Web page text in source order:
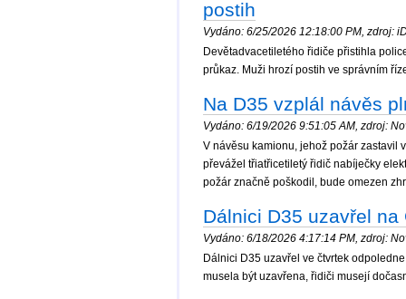
postih
Vydáno: 6/25/2026 12:18:00 PM, zdroj:
Devětadvacetiletého řidiče přistihla
průkaz. Muži hrozí postih ve správním
Na D35 vzplál návěs
Vydáno: 6/19/2026 9:51:05 AM, zdroj:
V návěsu kamionu, jehož požár zastavil
převážel třiatřicetiletý řidič nabíječky
požár značně poškodil, bude omezen
Dálnici D35 uzavřel
Vydáno: 6/18/2026 4:17:14 PM, zdroj:
Dálnici D35 uzavřel ve čtvrtek
musela být uzavřena, řidiči musejí